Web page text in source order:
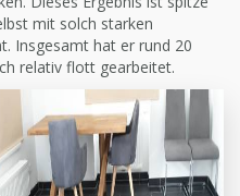
mit solch starken
Insgesamt hat er rund 20
relativ flott gearbeitet.